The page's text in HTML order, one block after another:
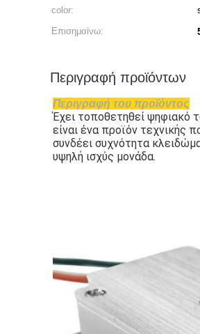
color:
Επισημαίνω:
Περιγραφή προϊόντων
Περιγραφή του προϊόντος
Έχει τοποθετηθεί ψηφιακό
είναι ένα προϊόν τεχνικής
συνδέει συχνότητα
υψηλή ισχύς μονάδα.